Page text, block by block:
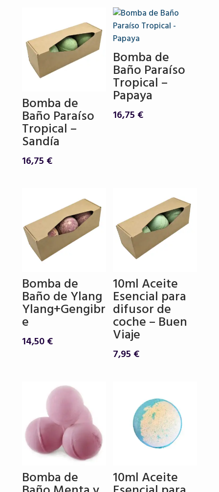
Bomba de
Baño Paraíso
Tropical –
Sandía
16,75 €
Bomba de
Baño Paraíso
Tropical –
Papaya
16,75 €
Bomba de
Baño de Ylang
Ylang+Gengibr
e
14,50€
10ml Aceite
Esencial para
difusor de
coche – Buen
Viaje
7,95 €
Bomba de 10ml Aceite